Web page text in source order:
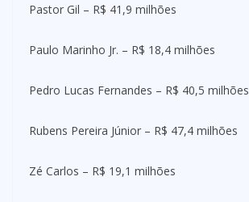
Pastor Gil – R$ 41,9 milhões
Paulo Marinho Jr. – R$ 18,4 milhões
Pedro Lucas Fernandes – R$ 40,5 milhões
Rubens Pereira Júnior – R$ 47,4 milhões
Zé Carlos – R$ 19,1 milhões